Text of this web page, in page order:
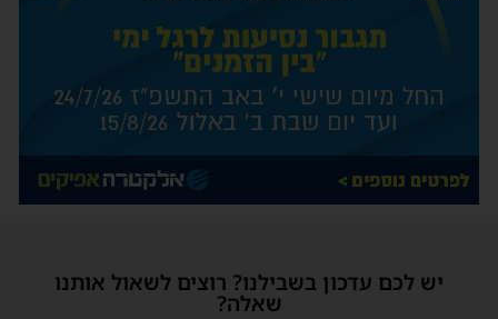
יש לכם עדכון בשבילנו? רוצים לשאול אותנו
שאלה?